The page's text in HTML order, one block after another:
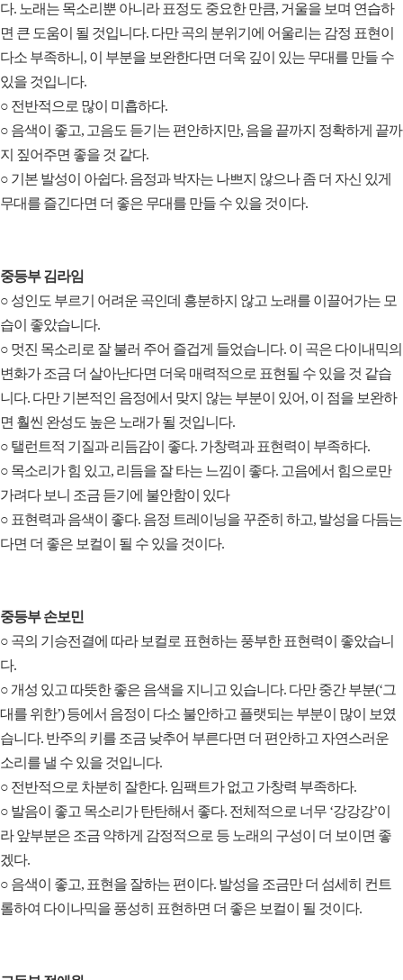
다. 노래는 목소리뿐 아니라 표정도 중요한 만큼, 거울을 보며 연습하
면 큰 도움이 될 것입니다. 다만 곡의 분위기에 어울리는 감정 표현이
다소 부족하니, 이 부분을 보완한다면 더욱 깊이 있는 무대를 만들 수
있을 것입니다.
○ 전반적으로 많이 미흡하다.
○ 음색이 좋고, 고음도 듣기는 편안하지만, 음을 끝까지 정확하게 끝까
지 짚어주면 좋을 것 같다.
○ 기본 발성이 아쉽다. 음정과 박자는 나쁘지 않으나 좀 더 자신 있게
무대를 즐긴다면 더 좋은 무대를 만들 수 있을 것이다.
중등부 김라임
○ 성인도 부르기 어려운 곡인데 흥분하지 않고 노래를 이끌어가는 모
습이 좋았습니다.
○ 멋진 목소리로 잘 불러 주어 즐겁게 들었습니다. 이 곡은 다이내믹의
변화가 조금 더 살아난다면 더욱 매력적으로 표현될 수 있을 것 같습
니다. 다만 기본적인 음정에서 맞지 않는 부분이 있어, 이 점을 보완하
면 훨씬 완성도 높은 노래가 될 것입니다.
○ 탤런트적 기질과 리듬감이 좋다. 가창력과 표현력이 부족하다.
○ 목소리가 힘 있고, 리듬을 잘 타는 느낌이 좋다. 고음에서 힘으로만
가려다 보니 조금 듣기에 불안함이 있다
○ 표현력과 음색이 좋다. 음정 트레이닝을 꾸준히 하고, 발성을 다듬는
다면 더 좋은 보컬이 될 수 있을 것이다.
중등부 손보민
○ 곡의 기승전결에 따라 보컬로 표현하는 풍부한 표현력이 좋았습니
다.
○ 개성 있고 따뜻한 좋은 음색을 지니고 있습니다. 다만 중간 부분(‘그
대를 위한’) 등에서 음정이 다소 불안하고 플랫되는 부분이 많이 보였
습니다. 반주의 키를 조금 낮추어 부른다면 더 편안하고 자연스러운
소리를 낼 수 있을 것입니다.
○ 전반적으로 차분히 잘한다. 임팩트가 없고 가창력 부족하다.
○ 발음이 좋고 목소리가 탄탄해서 좋다. 전체적으로 너무 ‘강강강’이
라 앞부분은 조금 약하게 감정적으로 등 노래의 구성이 더 보이면 좋
겠다.
○ 음색이 좋고, 표현을 잘하는 편이다. 발성을 조금만 더 섬세히 컨트
롤하여 다이나믹을 풍성히 표현하면 더 좋은 보컬이 될 것이다.